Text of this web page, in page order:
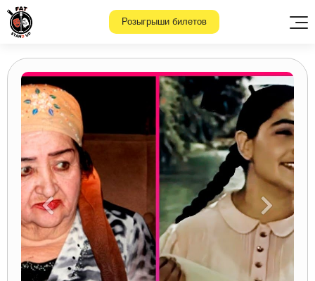
Розыгрыши билетов